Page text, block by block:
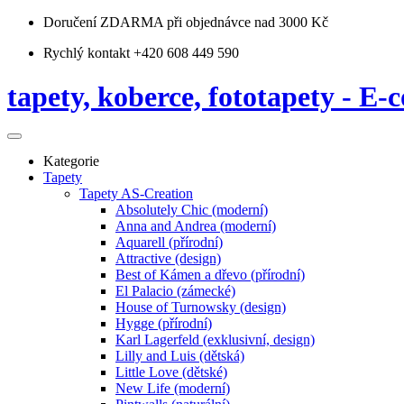
Doručení ZDARMA při objednávce nad 3000 Kč
Rychlý kontakt +420 608 449 590
tapety, koberce, fototapety - E-
Kategorie
Tapety
Tapety AS-Creation
Absolutely Chic (moderní)
Anna and Andrea (moderní)
Aquarell (přírodní)
Attractive (design)
Best of Kámen a dřevo (přírodní)
El Palacio (zámecké)
House of Turnowsky (design)
Hygge (přírodní)
Karl Lagerfeld (exklusivní, design)
Lilly and Luis (dětská)
Little Love (dětské)
New Life (moderní)